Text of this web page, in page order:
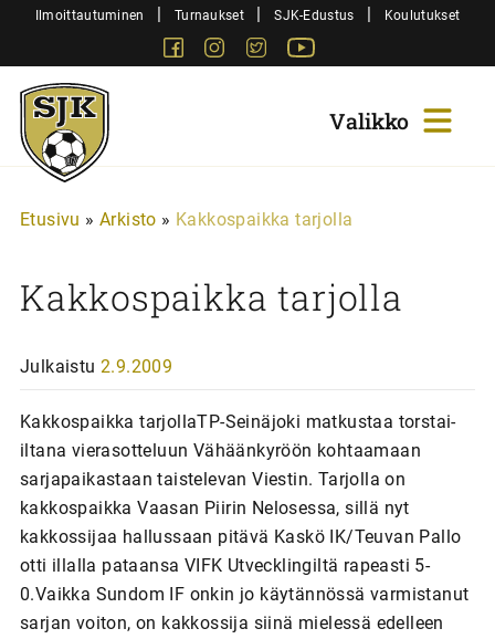
SiirryIlmoittautuminen | Turnaukset | SJK-Edustus | Koulutukset
FacebookInstagram
Twitter
Sjk-
Juniorit
Etusivu » Arkisto » Kakkospaikka tarjolla
Kakkospaikka tarjolla
Julkaistu 2.9.2009
Kakkospaikka tarjollaTP-Seinäjoki matkustaa torstai-
iltana vierasotteluun Vähäänkyröön kohtaamaan
sarjapaikastaan taistelevan Viestin. Tarjolla on
kakkospaikka Vaasan Piirin Nelosessa, sillä nyt
kakkossijaa hallussaan pitävä Kaskö IK/Teuvan Pallo
otti illalla pataansa VIFK Utvecklingiltä rapeasti 5-
0.Vaikka Sundom IF onkin jo käytännössä varmistanut
sarjan voiton, on kakkossija siinä mielessä edelleen